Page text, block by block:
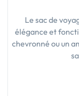
Le sac de
élégance et
chevronné ou un